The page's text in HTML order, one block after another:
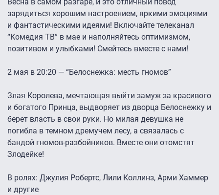
Весна в самом разгаре, и это отличный повод
зарядиться хорошим настроением, яркими эмоциями
и фантастическими идеями! Включайте телеканал
“Комедия ТВ” в мае и наполняйтесь оптимизмом,
позитивом и улыбками! Смейтесь вместе с нами!
2 мая в 20:20 — “Белоснежка: месть гномов”
Злая Королева, мечтающая выйти замуж за красивого
и богатого Принца, выдворяет из дворца Белоснежку и
берет власть в свои руки. Но милая девушка не
погибла в темном дремучем лесу, а связалась с
бандой гномов-разбойников. Вместе они отомстят
Злодейке!
В ролях: Джулия Робертс, Лили Коллинз, Арми Хаммер
и другие